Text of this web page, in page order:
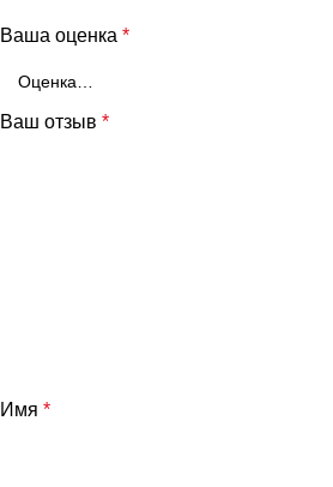
Ваша оценка *
Ваш отзыв *
Имя *